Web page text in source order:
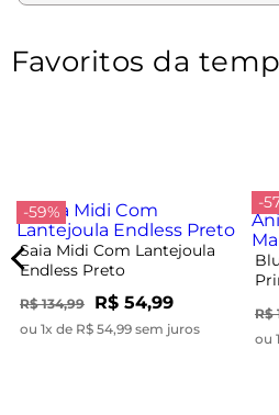
Favoritos da
-59%
Saia Midi Com Lantejoula
Endless Preto
R$ 134,99 R$ 54,99
ou 1x de R$ 54,99 sem juros
-
R$
ou